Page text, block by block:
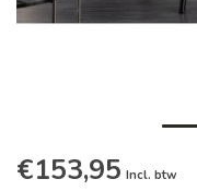
€153,95 Incl. btw